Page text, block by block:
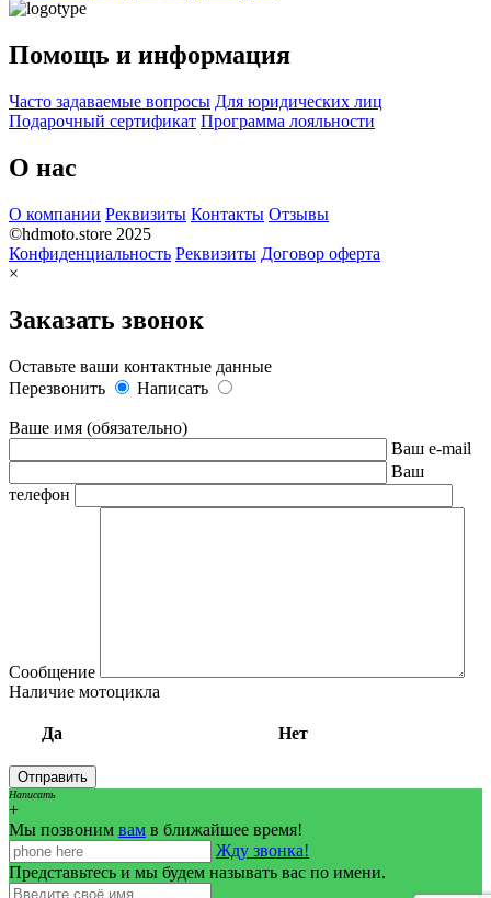
Помощь и информация
Часто задаваемые вопросы Для юридических лиц
Подарочный сертификат Программа лояльности
О нас
О компании Реквизиты Контакты Отзывы
©hdmoto.store 2025
Конфиденциальность Реквизиты Договор оферта
×
Заказать звонок
Оставьте ваши контактные данные
Перезвонить
Написать
Ваше имя (обязательно)
Ваш e-mail
Ваш
телефон
Сообщение
Наличие мотоцикла
Да Нет
Написать
+
Мы позвоним вам в ближайшее время!
Жду звонка!
Представьтесь и мы будем называть вас по имени.